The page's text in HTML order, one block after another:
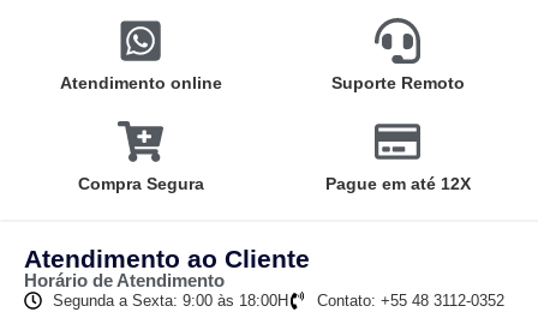
Atendimento online Suporte Remoto
Compra Segura Pague em até 12X
Atendimento ao Cliente
Horário de Atendimento
Segunda a Sexta: 9:00 às 18:00H
Contato: +55 48 3112-0352